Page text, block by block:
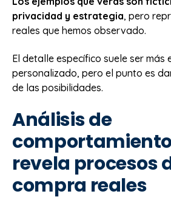
privacidad y estrategia, pero
reales que hemos observado.
El detalle específico suele ser más
personalizado, pero el punto es
de las posibilidades.
Análisis de
revela procesos
compra reales